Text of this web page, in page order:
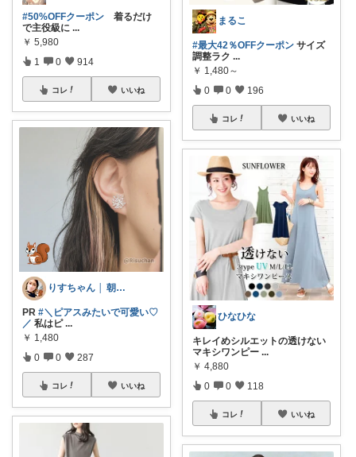
#50%OFFクーポン 着るだけ
で主役級に ...
￥ 5,980
1 0 914
コレ いいね
りすちゃん │ 朝コレ
PR #＼ピアスみたいで可愛い♡
／ 私はピ ...
￥ 1,480
0 0 287
コレ いいね
まるこ
#最大42％OFFクーポン サイズ
調整ラク ...
￥ 1,480～
0 0 196
コレ いいね
ひなひな
キレイめシルエットの透けない
マキシワンピー ...
￥ 4,880
0 0 118
コレ いいね